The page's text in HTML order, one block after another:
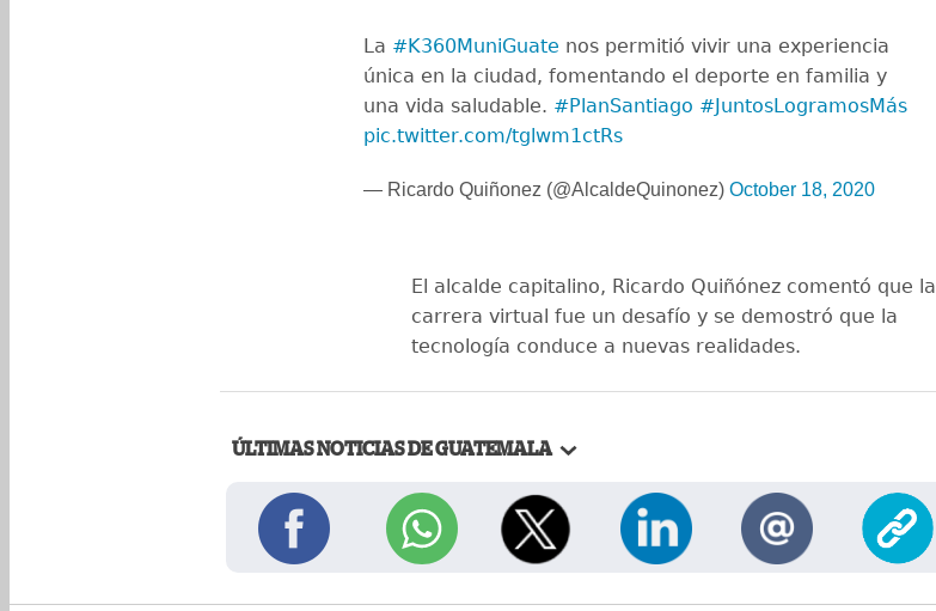
La #K360MuniGuate nos permitió vivir una experiencia
única en la ciudad, fomentando el deporte en familia y
una vida saludable. #PlanSantiago #JuntosLogramosMás
pic.twitter.com/tglwm1ctRs
— Ricardo Quiñonez (@AlcaldeQuinonez) October 18, 2020
El alcalde capitalino, Ricardo Quiñónez comentó que la
carrera virtual fue un desafío y se demostró que la
tecnología conduce a nuevas realidades.
ÚLTIMAS NOTICIAS DE GUATEMALA